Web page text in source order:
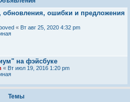
обновления, ошибки и предложения
« Вт авг 25, 2020 4:32 pm
на фэйсбуке
« Вт июл 19, 2016 1:20 pm
Темы